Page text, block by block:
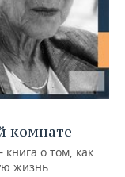
комнате
о том, как
жизнь